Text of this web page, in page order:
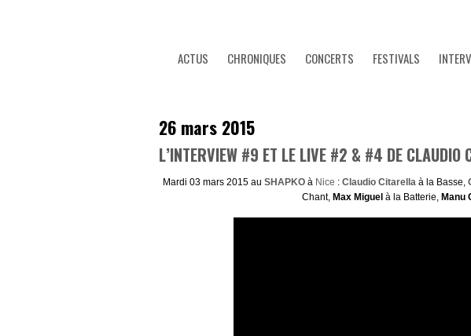
ACTUS CHRONIQUES CONCERTS FESTIVALS
26 mars 2015
L’INTERVIEW #9 ET LE LIVE #2 & #4 DE CLAUDIO
Mardi 03 mars 2015 au SHAPKO à Nice : Claudio Citarella à la Basse,
Chant, Max Miguel à la Batterie, Manu